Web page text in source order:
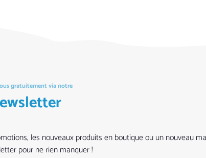
gratuitement via notre
les nouveaux produits en boutique ou un nouveau
pour ne rien manquer !